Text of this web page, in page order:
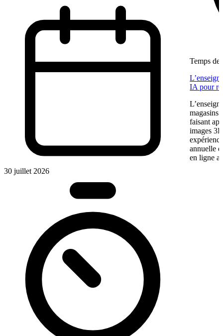
30 juillet 2026
Temps de
IA pour
magasins
faisant
images
annuelle
en ligne